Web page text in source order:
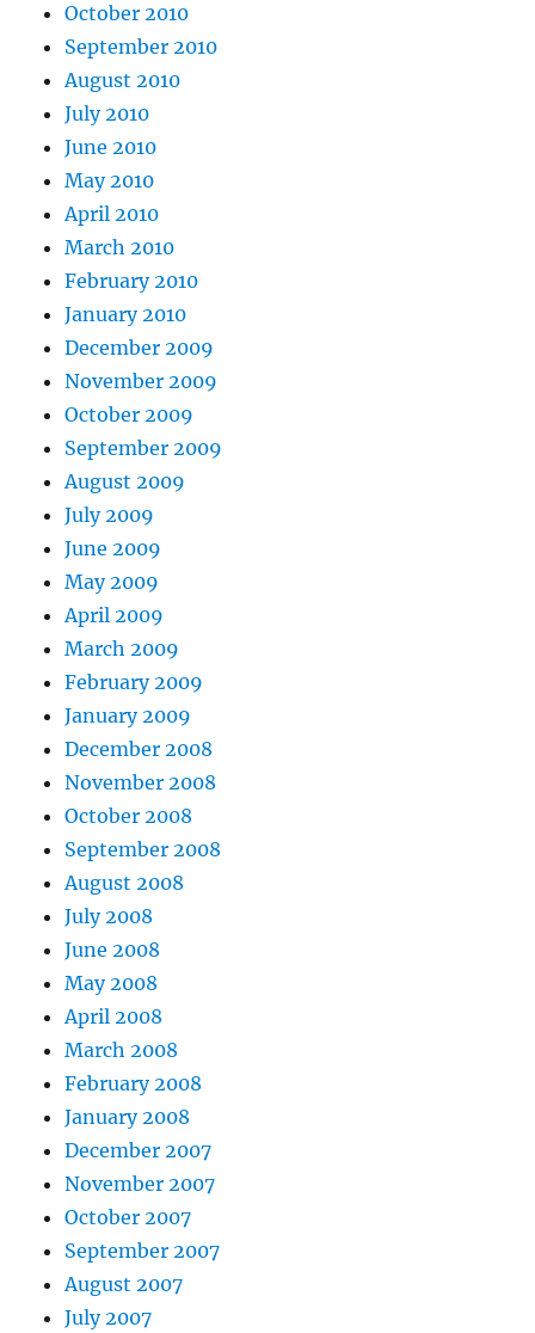
October 2010
September 2010
August 2010
July 2010
June 2010
May 2010
April 2010
March 2010
February 2010
January 2010
December 2009
November 2009
October 2009
September 2009
August 2009
July 2009
June 2009
May 2009
April 2009
March 2009
February 2009
January 2009
December 2008
November 2008
October 2008
September 2008
August 2008
July 2008
June 2008
May 2008
April 2008
March 2008
February 2008
January 2008
December 2007
November 2007
October 2007
September 2007
August 2007
July 2007